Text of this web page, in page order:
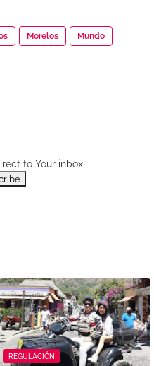
Morelos Mundo
to Your inbox
REGULACIÓN